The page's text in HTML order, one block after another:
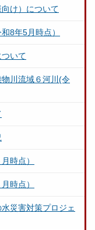
け）について
8年5月時点）
いて
川流域６河川(令
時点）
時点）
災害対策プロジェ